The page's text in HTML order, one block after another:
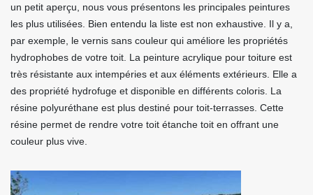
un petit aperçu, nous vous présentons les principales peintures
les plus utilisées. Bien entendu la liste est non exhaustive. Il y a,
par exemple, le vernis sans couleur qui améliore les propriétés
hydrophobes de votre toit. La peinture acrylique pour toiture est
très résistante aux intempéries et aux éléments extérieurs. Elle a
des propriété hydrofuge et disponible en différents coloris. La
résine polyuréthane est plus destiné pour toit-terrasses. Cette
résine permet de rendre votre toit étanche toit en offrant une
couleur plus vive.